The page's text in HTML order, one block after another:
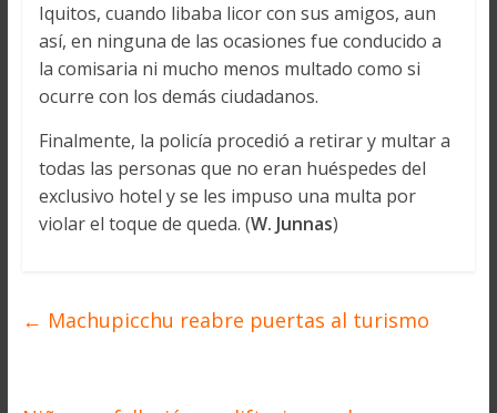
Iquitos, cuando libaba licor con sus amigos, aun
así, en ninguna de las ocasiones fue conducido a
la comisaria ni mucho menos multado como si
ocurre con los demás ciudadanos.
Finalmente, la policía procedió a retirar y multar a
todas las personas que no eran huéspedes del
exclusivo hotel y se les impuso una multa por
violar el toque de queda. (W. Junnas)
← Machupicchu reabre puertas al turismo